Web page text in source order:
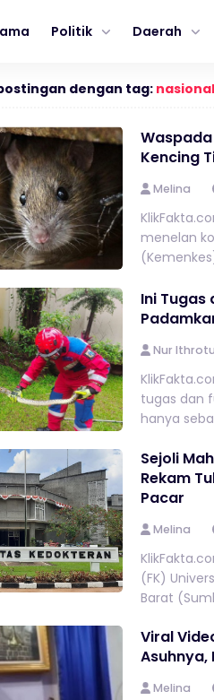
Politik Daerah
dengan tag: nasional
Kencing
Melina
menelan
Ini Tugas
Nur
tugas dan
hanya
Sejoli
Rekam
Pacar
Melina
(FK)
Barat
Viral
Melina